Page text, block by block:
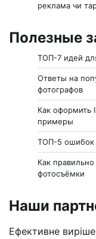
реклама чи
Полезные
ТОП-7 идей
Ответы на
фотографов
Как оформить
примеры
ТОП-5 ошибок
Как
фотосъёмки
Наши
Ефективне